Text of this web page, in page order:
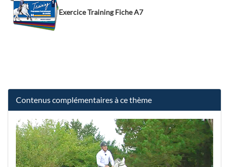
Exercice Training Fiche A7
Contenus complémentaires à ce thème